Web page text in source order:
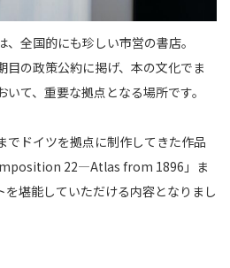
全国的にも珍しい市営の書店。
目の政策公約に掲げ、本の文化でま
て、重要な拠点となる場所です。
でドイツを拠点に制作してきた作品
22—Atlas from 1896」ま
を堪能していただける内容となりまし